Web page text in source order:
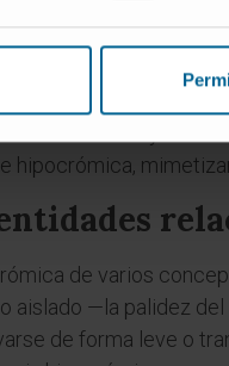
En enfermedades
de hepcidina, que
normocítica y
de varios
aislado —la palidez
de forma leve o